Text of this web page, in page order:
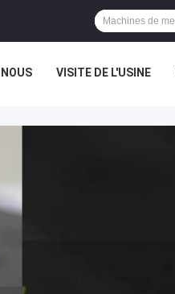
VISITE DE L'USINE